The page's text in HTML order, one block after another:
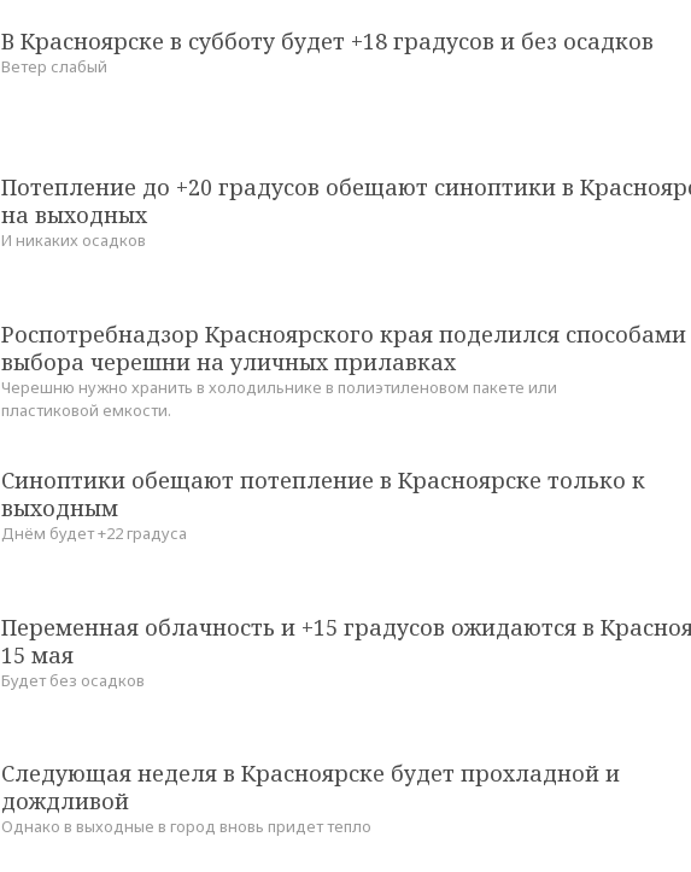
В Красноярске в субботу будет +18 градусов и без осадков
Ветер слабый
Потепление до +20 градусов обещают синоптики в
на выходных
И никаких осадков
Роспотребнадзор Красноярского края поделился способами
выбора черешни на уличных прилавках
Черешню нужно хранить в холодильнике в полиэтиленовом пакете или
пластиковой емкости.
Синоптики обещают потепление в Красноярске только к
выходным
Днём будет +22 градуса
Переменная облачность и +15 градусов ожидаются в
15 мая
Будет без осадков
Следующая неделя в Красноярске будет прохладной и
дождливой
Однако в выходные в город вновь придет тепло